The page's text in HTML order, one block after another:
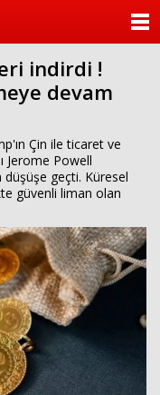
indirdi !
devam
Çin ile ticaret ve
Jerome Powell
düşüşe geçti. Küresel
güvenli liman olan
KATEGORİLER
ANKETLER
FOTO GALERİ
VİDEO GALERİ
KÜNYE
İLETİŞİM